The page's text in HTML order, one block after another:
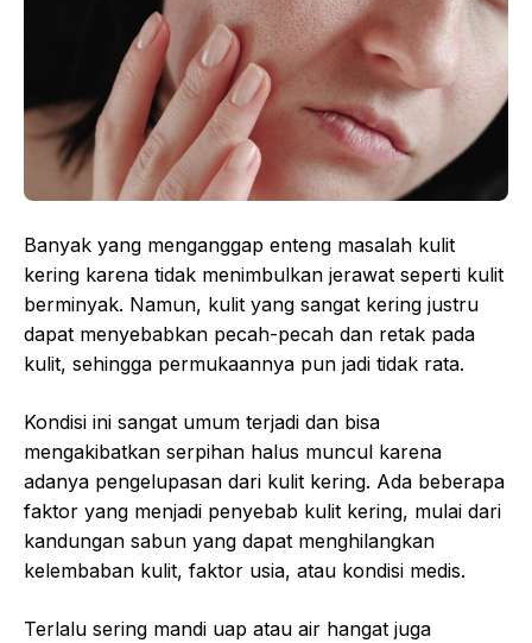
Banyak yang menganggap enteng masalah kulit
kering karena tidak menimbulkan jerawat seperti kulit
berminyak. Namun, kulit yang sangat kering justru
dapat menyebabkan pecah-pecah dan retak pada
kulit, sehingga permukaannya pun jadi tidak rata.
Kondisi ini sangat umum terjadi dan bisa
mengakibatkan serpihan halus muncul karena
adanya pengelupasan dari kulit kering. Ada beberapa
faktor yang menjadi penyebab kulit kering, mulai dari
kandungan sabun yang dapat menghilangkan
kelembaban kulit, faktor usia, atau kondisi medis.
Terlalu sering mandi uap atau air hangat juga